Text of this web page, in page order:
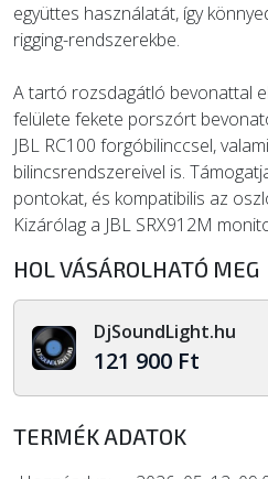
együttes használatát, így
rigging-rendszerekbe.
A tartó rozsdagátló bevonattal
felülete fekete porszórt
JBL RC100 forgóbilinccsel,
bilincsrendszereivel is.
pontokat, és kompatibilis az
Kizárólag a JBL SRX912M
HOL VÁSÁROLHATÓ MEG
DjSoundLight.hu
121 900 Ft
TERMÉK ADATOK